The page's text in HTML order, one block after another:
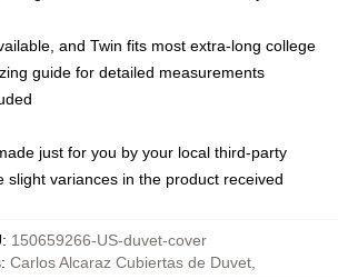
and Twin fits most extra-long college
guide for detailed measurements
just for you by your local third-party
slight variances in the product received
: 150659266-US-duvet-cover
: Carlos Alcaraz Cubiertas de Duvet,